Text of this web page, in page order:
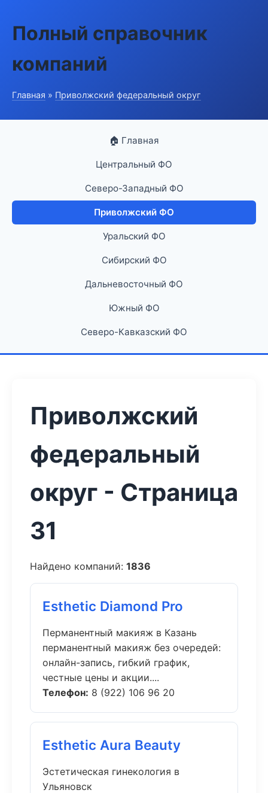
Полный справочник
компаний
Главная » Приволжский федеральный округ
🏠 Главная
Центральный ФО
Северо-Западный ФО
Приволжский ФО
Уральский ФО
Сибирский ФО
Дальневосточный ФО
Южный ФО
Северо-Кавказский ФО
Приволжский
федеральный
округ - Страница
31
Найдено компаний: 1836
Esthetic Diamond Pro
Перманентный макияж в Казань
перманентный макияж без очередей:
онлайн-запись, гибкий график,
честные цены и акции....
Телефон: 8 (922) 106 96 20
Esthetic Aura Beauty
Эстетическая гинекология в
Ульяновск